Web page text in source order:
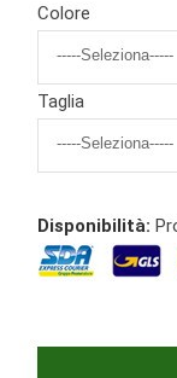
Colore
Taglia
Disponibilità: